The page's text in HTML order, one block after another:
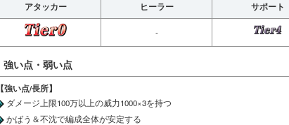
アタッカー ヒーラー サポート
-
強い点・弱い点
【強い点/長所】
ダメージ上限100万以上の威力1000×3を持つ
かばう＆不沈で編成全体が安定する